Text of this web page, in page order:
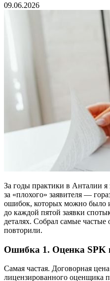
09.06.2026
За годы практики в Анталии я
за «плохого» заявителя —
ошибок, которых можно было
до каждой пятой заявки
деталях. Собрал самые
повторили.
Ошибка 1. Оценка SPK
Самая частая. Договорная
лицензированного оценщика